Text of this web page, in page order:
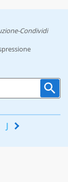
Condividi
J K